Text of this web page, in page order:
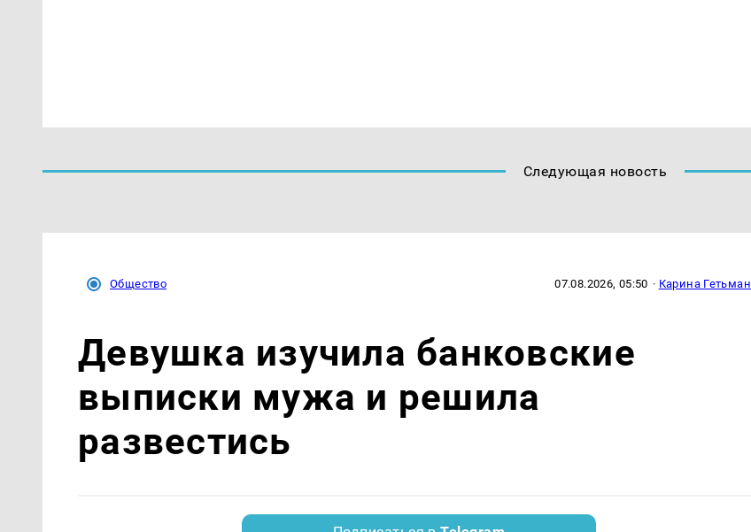
Следующая новость
Общество 07.08.2026, 05:50 · Карина Гетьман
Девушка изучила банковские
выписки мужа и решила
развестись